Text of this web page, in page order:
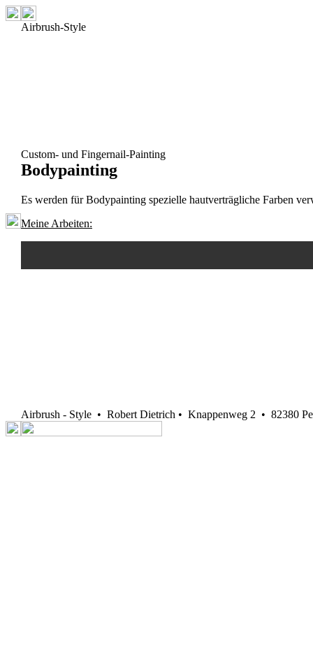
Airbrush-Style
Custom- und Fingernail-Painting
Bodypainting
Es werden für Bodypainting spezielle hautverträgliche Farben
Meine Arbeiten:
Airbrush - Style • Robert Dietrich • Knappenweg 2 • 82380